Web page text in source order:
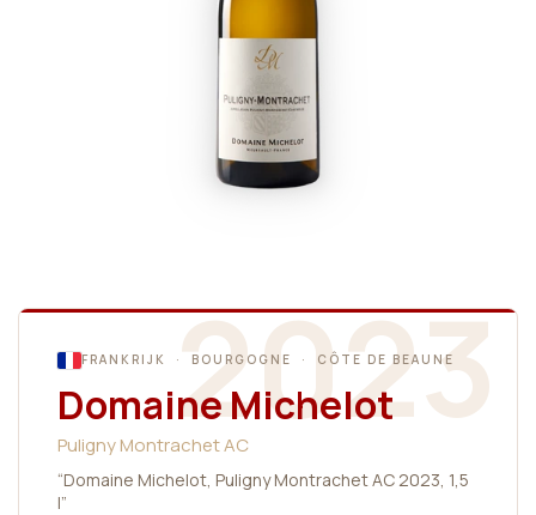
2023
FRANKRIJK · BOURGOGNE · CÔTE DE BEAUNE
Domaine Michelot
Puligny Montrachet AC
“Domaine Michelot, Puligny Montrachet AC 2023, 1,5
l”